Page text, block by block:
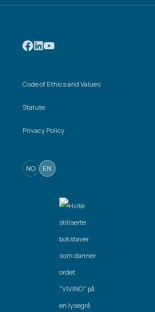
Code of Ethics and Values
Statute
Privacy Policy
NO EN